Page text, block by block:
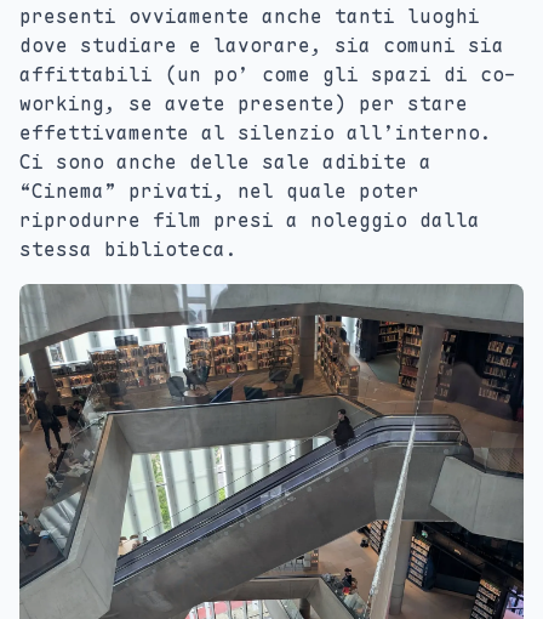
presenti ovviamente anche tanti luoghi
dove studiare e lavorare, sia comuni sia
affittabili (un po’ come gli spazi di co-
working, se avete presente) per stare
effettivamente al silenzio all’interno.
Ci sono anche delle sale adibite a
“Cinema” privati, nel quale poter
riprodurre film presi a noleggio dalla
stessa biblioteca.